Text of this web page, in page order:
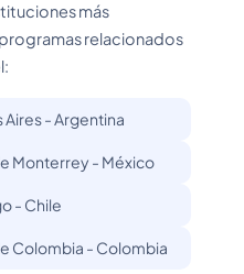
más
relacionados
- Argentina
Monterrey - México
- Chile
Colombia - Colombia